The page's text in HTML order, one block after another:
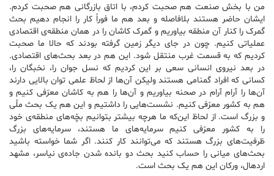
من با بخش صنعت هم صحبت کردم، با اتاق بازرگانی هم صحبت کردم.
ایشان حاضر هستند بلافاصله و بعد هم ما فوراً کار را انجام دهیم بحث
گمرک را کنار آن منطقه بیاوریم و گمرک کاشان را در‌‌ همان منطقه‌ی اقتصادی
عملیاتی کنیم. چون در جای دیگر زمین گرفته بودند که حالا ما صحبت
کردیم که به قسمت غرب منتقل شود. این هم در بعد بحث‌های اقتصادی.
در بعد نیروی انسانی سعی بر این کردیم که نسل جوان را، نخبگان را،
کسانی که افراد گمنامی هستند ولیکن آن‌ها از لحاظ علمی توان بالایی دارند
آن‌ها را آرام آرام در صحنه بیاوریم و آن‌ها را هم به کاشان معرّفی کنیم و
هم به کشور معرّفی کنیم. نشست‌هایی را داشتیم و این هم یک بحث ملّی
و بزرگ است. از لحاظ این‌که ما هرچه بیشتر بتوانیم بچّه‌های منطقه‌ی خود
را به کشور معرّفی کنیم سرمایه‌های ما هستند، سرمایه‌های بزرگ
ظرفیت‌های بزرگ هستند که می‌توانند کار کنند. اگر شما خواسته باشید
بحث‌های میانی را حساب کنید بحث دو بانده شدن جاده‌ی نیاسر، مشهد
اردهال، ورکان این هم یک بحث است.